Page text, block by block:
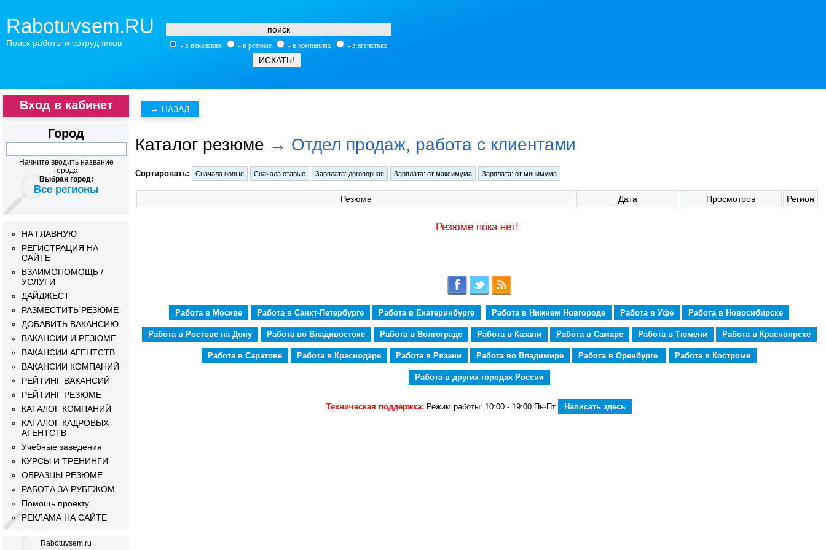
Rabotuvsem.RU
Поиск работы и сотрудников - в вакансиях - в резюме - в компаниях - в агенствах
Каталог резюме → Отдел продаж, работа с клиентами
Сортировать:
Резюме Дата Просмотров Регион
Резюме пока нет!
Работа в Москве Работа в Санкт-Петербурге Работа в Екатеринбурге Работа в Нижнем Новгороде Работа в Уфе Работа в Новосибирске
Работа в Ростове на Дону Работа во Владивостоке Работа в Волгограде Работа в Казани Работа в Самаре Работа в Тюмени Работа в Красноярске
Работа в Саратове Работа в Краснодаре Работа в Рязани Работа во Владимире Работа в Оренбурге Работа в Костроме
Работа в других городах России
Техническая поддержка: Режим работы: 10:00 - 19:00 Пн-Пт Написать здесь
Вход в кабинет
Город
Начните вводить название
города
Выбран город:
Все регионы
НА ГЛАВНУЮ
РЕГИСТРАЦИЯ НА
САЙТЕ
ВЗАИМОПОМОЩЬ /
УСЛУГИ
ДАЙДЖЕСТ
РАЗМЕСТИТЬ РЕЗЮМЕ
ДОБАВИТЬ ВАКАНСИЮ
ВАКАНСИИ И РЕЗЮМЕ
ВАКАНСИИ АГЕНТСТВ
ВАКАНСИИ КОМПАНИЙ
РЕЙТИНГ ВАКАНСИЙ
РЕЙТИНГ РЕЗЮМЕ
КАТАЛОГ КОМПАНИЙ
КАТАЛОГ КАДРОВЫХ
АГЕНТСТВ
Учебные заведения
КУРСЫ И ТРЕНИНГИ
ОБРАЗЦЫ РЕЗЮМЕ
РАБОТА ЗА РУБЕЖОМ
Помощь проекту
РЕКЛАМА НА САЙТЕ
Rabotuvsem.ru